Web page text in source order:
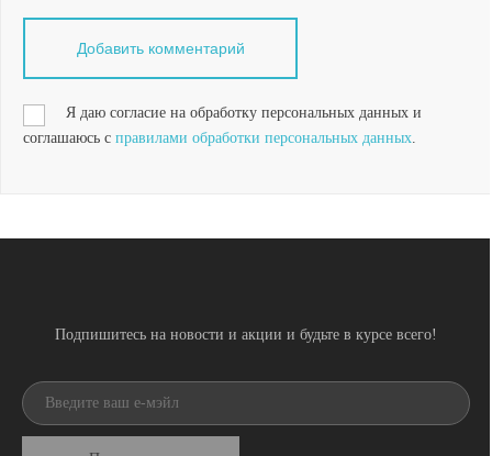
Я даю согласие на обработку персональных данных и
соглашаюсь с правилами обработки персональных данных
Подпишитесь на новости и акции и будьте в курсе всего!